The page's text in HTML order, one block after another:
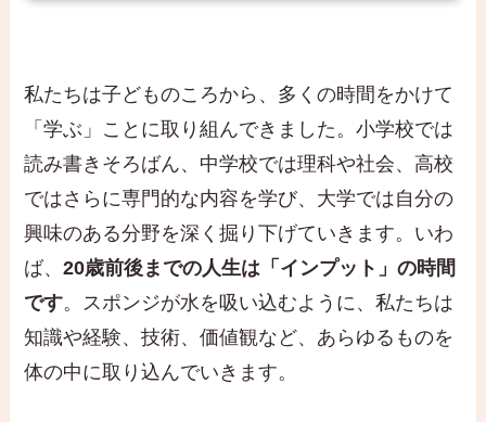
私たちは子どものころから、多くの時間をかけて
「学ぶ」ことに取り組んできました。小学校では
読み書きそろばん、中学校では理科や社会、高校
ではさらに専門的な内容を学び、大学では自分の
興味のある分野を深く掘り下げていきます。いわ
ば、20歳前後までの人生は「インプット」の時間
です。スポンジが水を吸い込むように、私たちは
知識や経験、技術、価値観など、あらゆるものを
体の中に取り込んでいきます。